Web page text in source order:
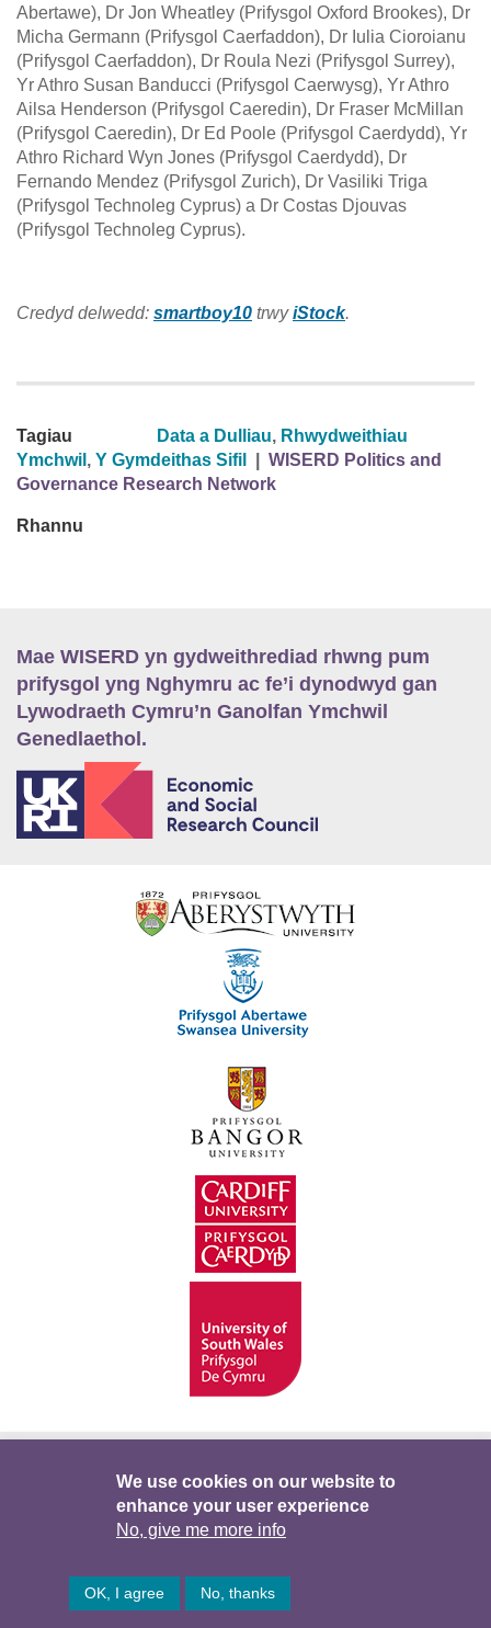
Abertawe), Dr Jon Wheatley (Prifysgol Oxford Brookes), Dr
Micha Germann (Prifysgol Caerfaddon), Dr Iulia Cioroianu
(Prifysgol Caerfaddon), Dr Roula Nezi (Prifysgol Surrey),
Yr Athro Susan Banducci (Prifysgol Caerwysg), Yr Athro
Ailsa Henderson (Prifysgol Caeredin), Dr Fraser McMillan
(Prifysgol Caeredin), Dr Ed Poole (Prifysgol Caerdydd), Yr
Athro Richard Wyn Jones (Prifysgol Caerdydd), Dr
Fernando Mendez (Prifysgol Zurich), Dr Vasiliki Triga
(Prifysgol Technoleg Cyprus) a Dr Costas Djouvas
(Prifysgol Technoleg Cyprus).
Credyd delwedd: smartboy10 trwyiStock.
Tagiau Data a Dulliau, Rhwydweithiau
Ymchwil , Y Gymdeithas Sifil
WISERD Politics and
Governance Research Network
Rhannu
Mae WISERD yn gydweithrediad rhwng pum
prifysgol yng Nghymru ac fe’i dynodwyd gan
Lywodraeth Cymru’n Ganolfan Ymchwil
Genedlaethol.
Telerau ac Amodau
We use cookies on our website to
enhance your user experience
No, give me more info
OK, I agree No, thanks